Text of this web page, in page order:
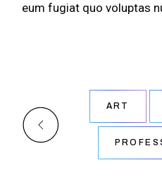
eum fugiat quo voluptas
ART